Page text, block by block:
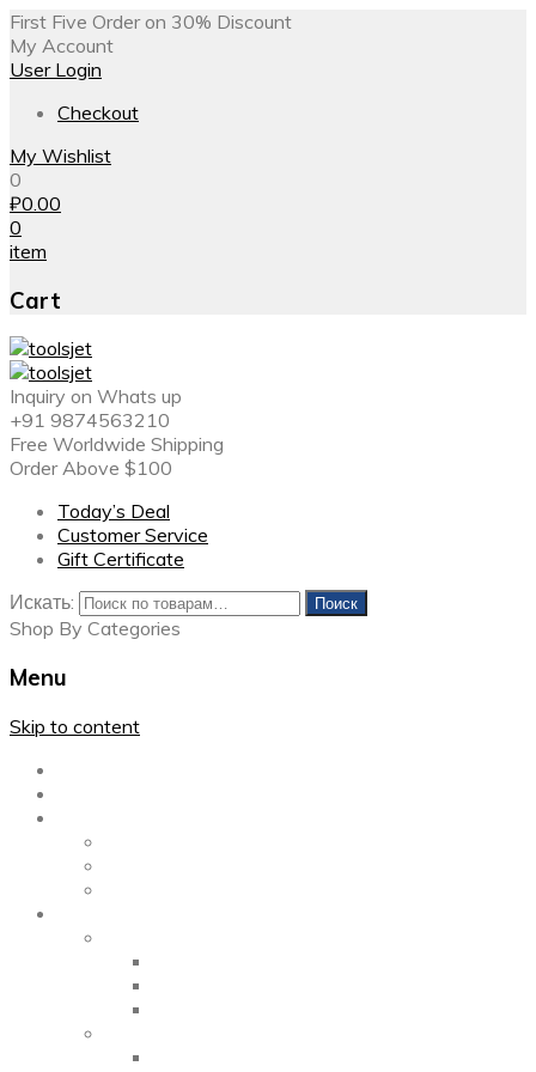
First Five Order on 30% Discount
My Account
User Login
Checkout
My Wishlist
0
₽0.00
0
item
Cart
Inquiry on Whats up
+91 9874563210
Free Worldwide Shipping
Order Above $100
Today’s Deal
Customer Service
Gift Certificate
Искать:
Поиск
Shop By Categories
Menu
Skip to content